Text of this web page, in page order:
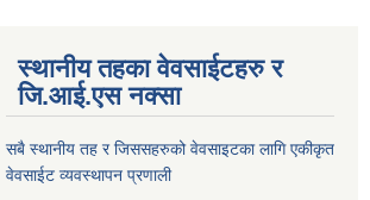
स्थानीय तहका वेवसाईटहरु र
जि.आई.एस नक्सा
सबै स्थानीय तह र जिससहरुको वेवसाइटका लागि एकीकृत
वेवसाईट व्यवस्थापन प्रणाली